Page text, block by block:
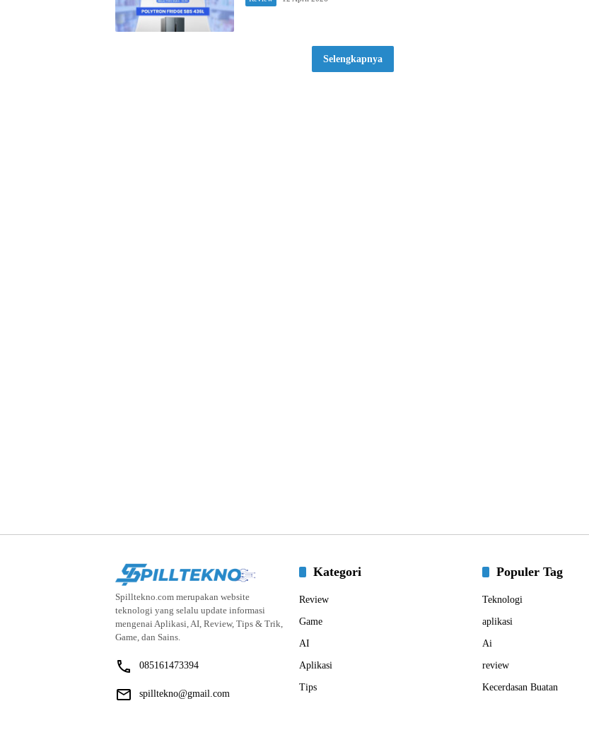
Selengkapnya
Spilltekno.com merupakan website
teknologi yang selalu update informasi
mengenai Aplikasi, AI, Review, Tips & Trik,
Game, dan Sains.
085161473394
spilltekno@gmail.com
Kategori
Review
Game
AI
Aplikasi
Tips
Populer Tag
Teknologi
aplikasi
Ai
review
Kecerdasan Buatan